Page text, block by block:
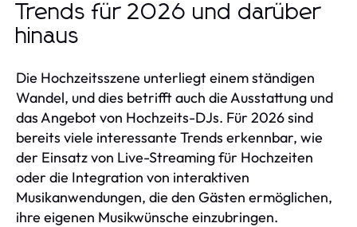
Trends für 2026 und darüber
hinaus
Die Hochzeitsszene unterliegt einem ständigen
Wandel, und dies betrifft auch die Ausstattung und
das Angebot von Hochzeits-DJs. Für 2026 sind
bereits viele interessante Trends erkennbar, wie
der Einsatz von Live-Streaming für Hochzeiten
oder die Integration von interaktiven
Musikanwendungen, die den Gästen ermöglichen,
ihre eigenen Musikwünsche einzubringen.